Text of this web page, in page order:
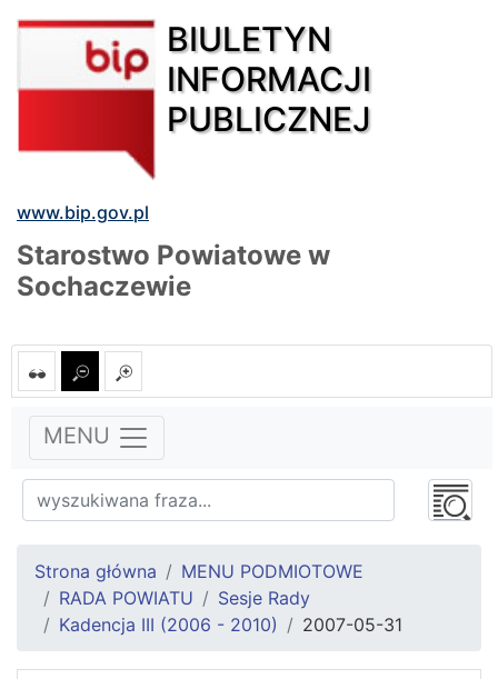
BIULETYN
INFORMACJI
PUBLICZNEJ
www.bip.gov.pl
Starostwo Powiatowe w
Sochaczewie
MENU
Strona główna
MENU PODMIOTOWE
RADA POWIATU
Sesje Rady
Kadencja III (2006 - 2010)
2007-05-31